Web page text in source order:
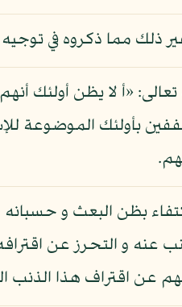
ذلك مما ذكروه في
«أ لا يظن أولئك
بأولئك الموضوعة
بظن البعث و
عنه و التحرز عن
عن اقتراف هذا الذنب